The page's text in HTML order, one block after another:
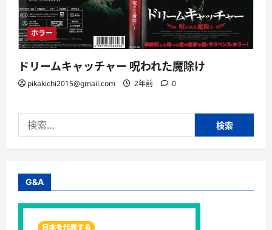
ホラー
ドリームキャッチャー 呪われた魔除け
pikakichi2015@gmail.com 2年前 0
索:
G&A